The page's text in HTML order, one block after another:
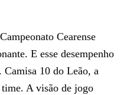
Cearense
E esse desempenho
Camisa 10 do Leão, a
A visão de jogo